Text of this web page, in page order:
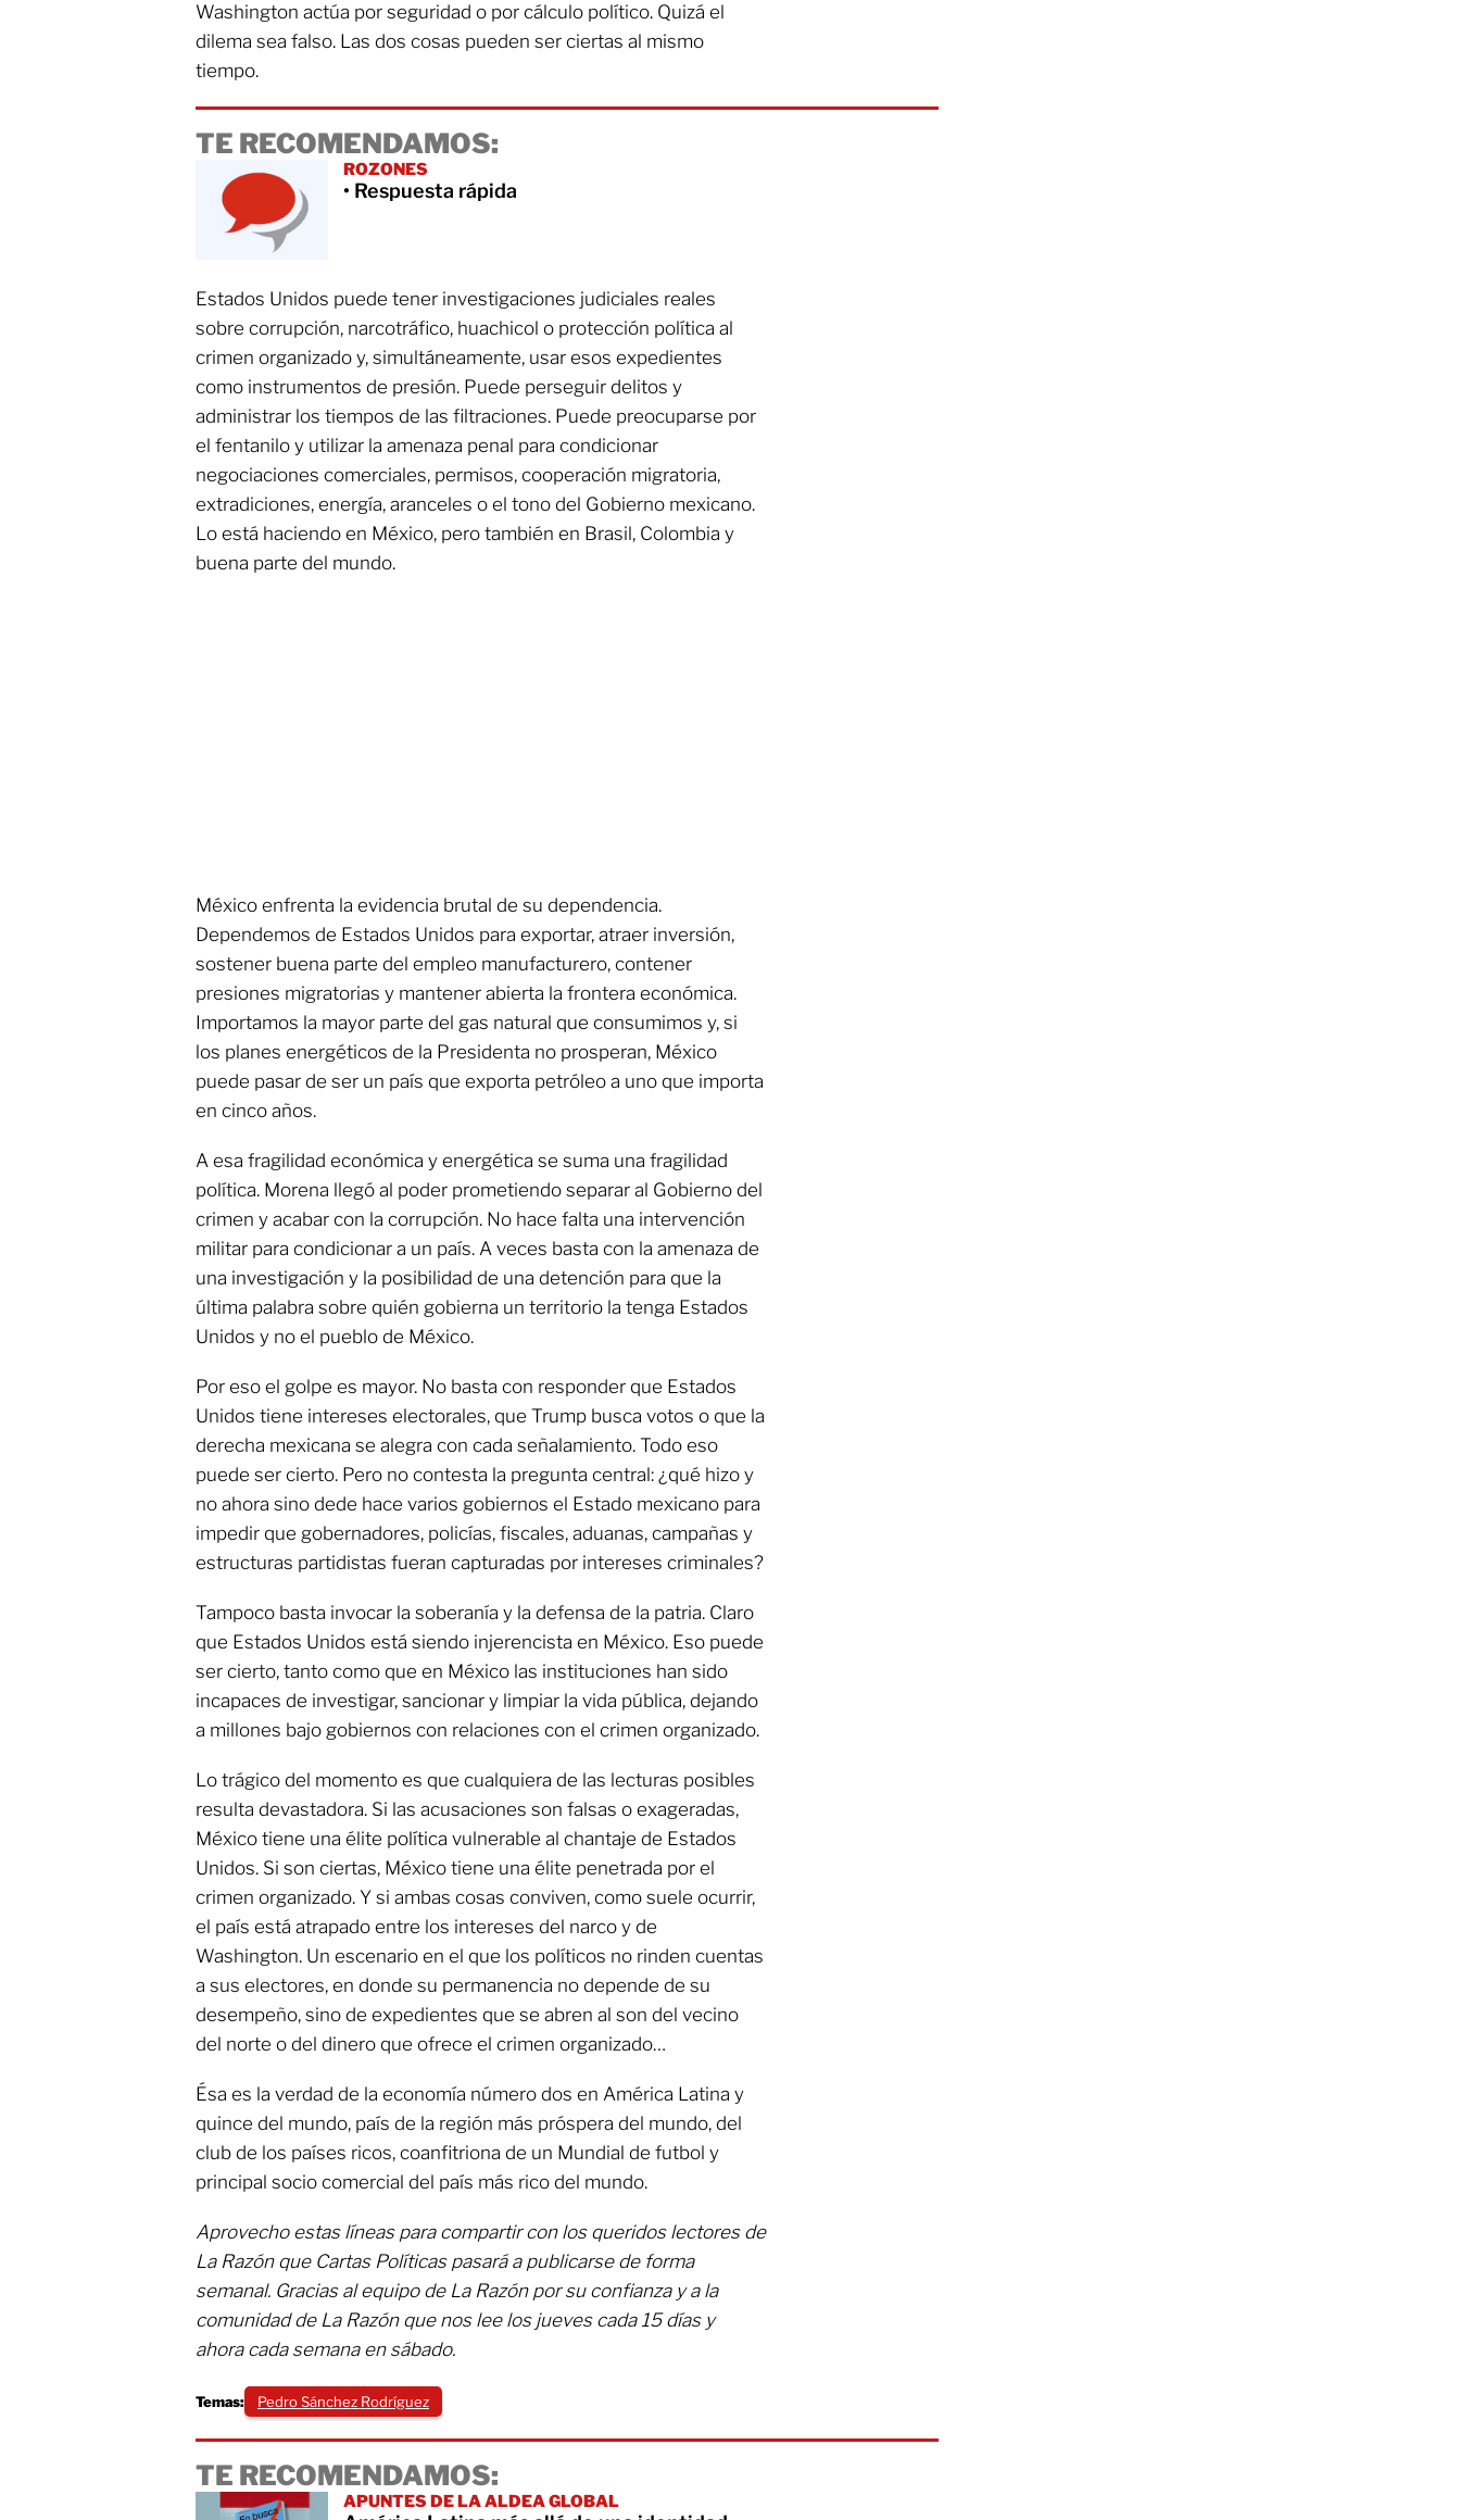
Washington actúa por seguridad o por cálculo político. Quizá el
dilema sea falso. Las dos cosas pueden ser ciertas al mismo
tiempo.
TE RECOMENDAMOS:
ROZONES
• Respuesta rápida
Estados Unidos puede tener investigaciones judiciales reales
sobre corrupción, narcotráfico, huachicol o protección política al
crimen organizado y, simultáneamente, usar esos expedientes
como instrumentos de presión. Puede perseguir delitos y
administrar los tiempos de las filtraciones. Puede preocuparse por
el fentanilo y utilizar la amenaza penal para condicionar
negociaciones comerciales, permisos, cooperación migratoria,
extradiciones, energía, aranceles o el tono del Gobierno mexicano.
Lo está haciendo en México, pero también en Brasil, Colombia y
buena parte del mundo.
México enfrenta la evidencia brutal de su dependencia.
Dependemos de Estados Unidos para exportar, atraer inversión,
sostener buena parte del empleo manufacturero, contener
presiones migratorias y mantener abierta la frontera económica.
Importamos la mayor parte del gas natural que consumimos y, si
los planes energéticos de la Presidenta no prosperan, México
puede pasar de ser un país que exporta petróleo a uno que importa
en cinco años.
A esa fragilidad económica y energética se suma una fragilidad
política. Morena llegó al poder prometiendo separar al Gobierno del
crimen y acabar con la corrupción. No hace falta una intervención
militar para condicionar a un país. A veces basta con la amenaza de
una investigación y la posibilidad de una detención para que la
última palabra sobre quién gobierna un territorio la tenga Estados
Unidos y no el pueblo de México.
Por eso el golpe es mayor. No basta con responder que Estados
Unidos tiene intereses electorales, que Trump busca votos o que la
derecha mexicana se alegra con cada señalamiento. Todo eso
puede ser cierto. Pero no contesta la pregunta central: ¿qué hizo y
no ahora sino dede hace varios gobiernos el Estado mexicano para
impedir que gobernadores, policías, fiscales, aduanas, campañas y
estructuras partidistas fueran capturadas por intereses criminales?
Tampoco basta invocar la soberanía y la defensa de la patria. Claro
que Estados Unidos está siendo injerencista en México. Eso puede
ser cierto, tanto como que en México las instituciones han sido
incapaces de investigar, sancionar y limpiar la vida pública, dejando
a millones bajo gobiernos con relaciones con el crimen organizado.
Lo trágico del momento es que cualquiera de las lecturas posibles
resulta devastadora. Si las acusaciones son falsas o exageradas,
México tiene una élite política vulnerable al chantaje de Estados
Unidos. Si son ciertas, México tiene una élite penetrada por el
crimen organizado. Y si ambas cosas conviven, como suele ocurrir,
el país está atrapado entre los intereses del narco y de
Washington. Un escenario en el que los políticos no rinden cuentas
a sus electores, en donde su permanencia no depende de su
desempeño, sino de expedientes que se abren al son del vecino
del norte o del dinero que ofrece el crimen organizado…
Ésa es la verdad de la economía número dos en América Latina y
quince del mundo, país de la región más próspera del mundo, del
club de los países ricos, coanfitriona de un Mundial de futbol y
principal socio comercial del país más rico del mundo.
Aprovecho estas líneas para compartir con los queridos lectores de
La Razón que Cartas Políticas pasará a publicarse de forma
semanal. Gracias al equipo de La Razón por su confianza y a la
comunidad de La Razón que nos lee los jueves cada 15 días y
ahora cada semana en sábado.
Temas: Pedro Sánchez Rodríguez
TE RECOMENDAMOS:
APUNTES DE LA ALDEA GLOBAL